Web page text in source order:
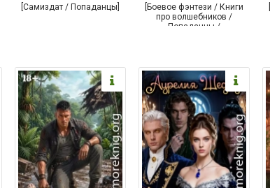
[Самиздат / Попаданцы]
[Боевое фэнтези / Книги
про волшебников /
Попаданцы /